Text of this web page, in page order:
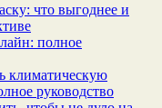
что выгоднее и
полное
климатическую
руководство